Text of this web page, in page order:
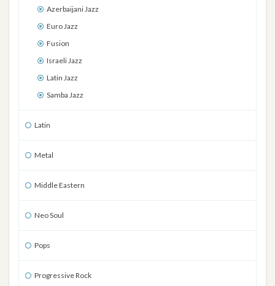
Azerbaijani Jazz
Euro Jazz
Fusion
Israeli Jazz
Latin Jazz
Samba Jazz
Latin
Metal
Middle Eastern
Neo Soul
Pops
Progressive Rock